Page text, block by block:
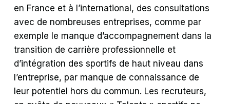
en France et à l’international, des consultations
avec de nombreuses entreprises, comme par
exemple le manque d’accompagnement dans la
transition de carrière professionnelle et
d’intégration des sportifs de haut niveau dans
l’entreprise, par manque de connaissance de
leur potentiel hors du commun. Les recruteurs,